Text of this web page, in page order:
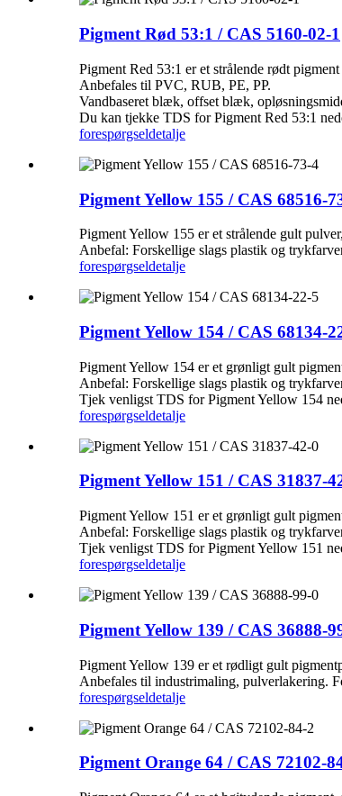
Pigment Rød 53:1 / CAS 5160-02-1
Pigment Red 53:1 er et strålende rødt
Anbefales til PVC, RUB, PE, PP.
Vandbaseret blæk, offset blæk,
Du kan tjekke TDS for Pigment Red 53:1
forespørgseldetalje
Pigment Yellow 155 / CAS 68516-
Pigment Yellow 155 er et strålende gult
Anbefal: Forskellige slags plastik og
forespørgseldetalje
Pigment Yellow 154 / CAS 68134-
Pigment Yellow 154 er et grønligt gult
Anbefal: Forskellige slags plastik og
Tjek venligst TDS for Pigment Yellow 154
forespørgseldetalje
Pigment Yellow 151 / CAS 31837-
Pigment Yellow 151 er et grønligt gult
Anbefal: Forskellige slags plastik og
Tjek venligst TDS for Pigment Yellow 151
forespørgseldetalje
Pigment Yellow 139 / CAS 36888-
Pigment Yellow 139 er et rødligt gult
Anbefales til industrimaling, pulverlakering.
forespørgseldetalje
Pigment Orange 64 / CAS 72102-